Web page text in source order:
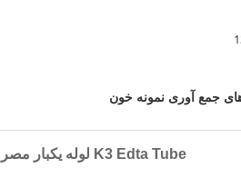
جمع آوری نمونه خون
K3 Edta Tube لوله یکبار مصرف غیر خلاء پزشکی پزشکی یکبار مصرف